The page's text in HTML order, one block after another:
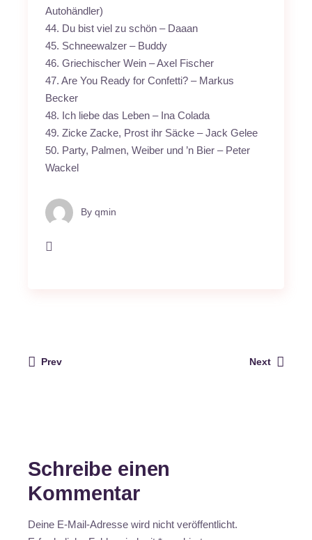
Autohändler)
44. Du bist viel zu schön – Daaan
45. Schneewalzer – Buddy
46. Griechischer Wein – Axel Fischer
47. Are You Ready for Confetti? – Markus
Becker
48. Ich liebe das Leben – Ina Colada
49. Zicke Zacke, Prost ihr Säcke – Jack Gelee
50. Party, Palmen, Weiber und ’n Bier – Peter
Wackel
By qmin
Prev Next
Schreibe einen
Kommentar
Deine E-Mail-Adresse wird nicht veröffentlicht.